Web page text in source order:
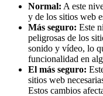
Normal: A este
y de los sitios web
Más seguro: Este
peligrosas de los
sonido y vídeo, lo
funcionalidad en
El más seguro:
sitios web
Estos cambios